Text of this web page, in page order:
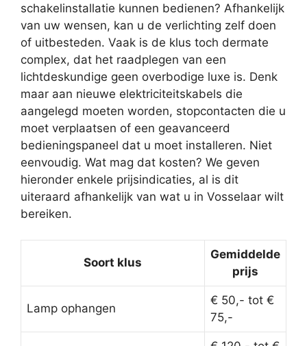
schakelinstallatie kunnen bedienen? Afhankelijk
van uw wensen, kan u de verlichting zelf doen
of uitbesteden. Vaak is de klus toch dermate
complex, dat het raadplegen van een
lichtdeskundige geen overbodige luxe is. Denk
maar aan nieuwe elektriciteitskabels die
aangelegd moeten worden, stopcontacten die u
moet verplaatsen of een geavanceerd
bedieningspaneel dat u moet installeren. Niet
eenvoudig. Wat mag dat kosten? We geven
hieronder enkele prijsindicaties, al is dit
uiteraard afhankelijk van wat u in Vosselaar wilt
bereiken.
Soort klus
Gemiddelde
prijs
Lamp ophangen
€ 50,- tot €
75,-